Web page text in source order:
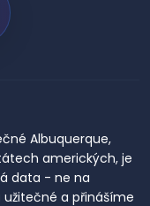
Albuquerque,
amerických, je
data - ne na
a přinášíme